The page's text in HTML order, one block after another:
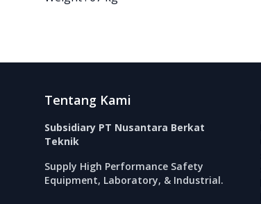
Tentang Kami
Subsidiary PT Nusantara Berkat
Teknik
Supply High Performance Safety
Equipment, Laboratory, & Industrial.